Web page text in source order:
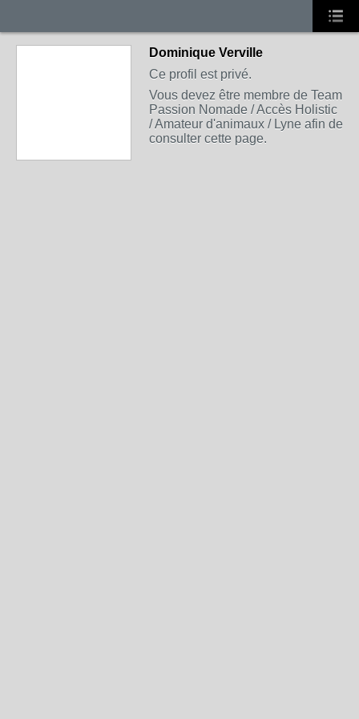
Dominique Verville
Ce profil est privé.
Vous devez être membre de Team
Passion Nomade / Accès Holistic
/ Amateur d'animaux / Lyne afin de
consulter cette page.